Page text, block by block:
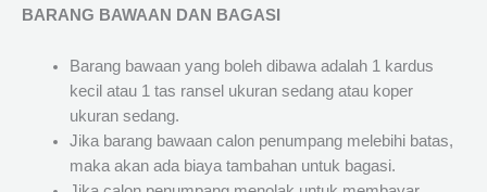
BARANG BAWAAN DAN BAGASI
Barang bawaan yang boleh dibawa adalah 1 kardus
kecil atau 1 tas ransel ukuran sedang atau koper
ukuran sedang.
Jika barang bawaan calon penumpang melebihi batas,
maka akan ada biaya tambahan untuk bagasi.